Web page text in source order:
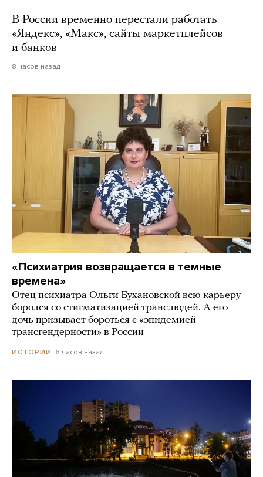
В России временно перестали работать
«Яндекс», «Макс», сайты маркетплейсов
и банков
8 часов назад
«Психиатрия возвращается в темные
времена»
Отец психиатра Ольги Бухановской всю карьеру
боролся со стигматизацией транслюдей. А его
дочь призывает бороться с «эпидемией
трансгендерности» в России
ИСТОРИИ 6 часов назад